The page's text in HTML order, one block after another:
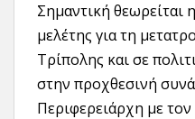
Σημαντική
μελέτης για τη
Τρίπολης και σε
στην προχθεσινή
Περιφερειάρχη με